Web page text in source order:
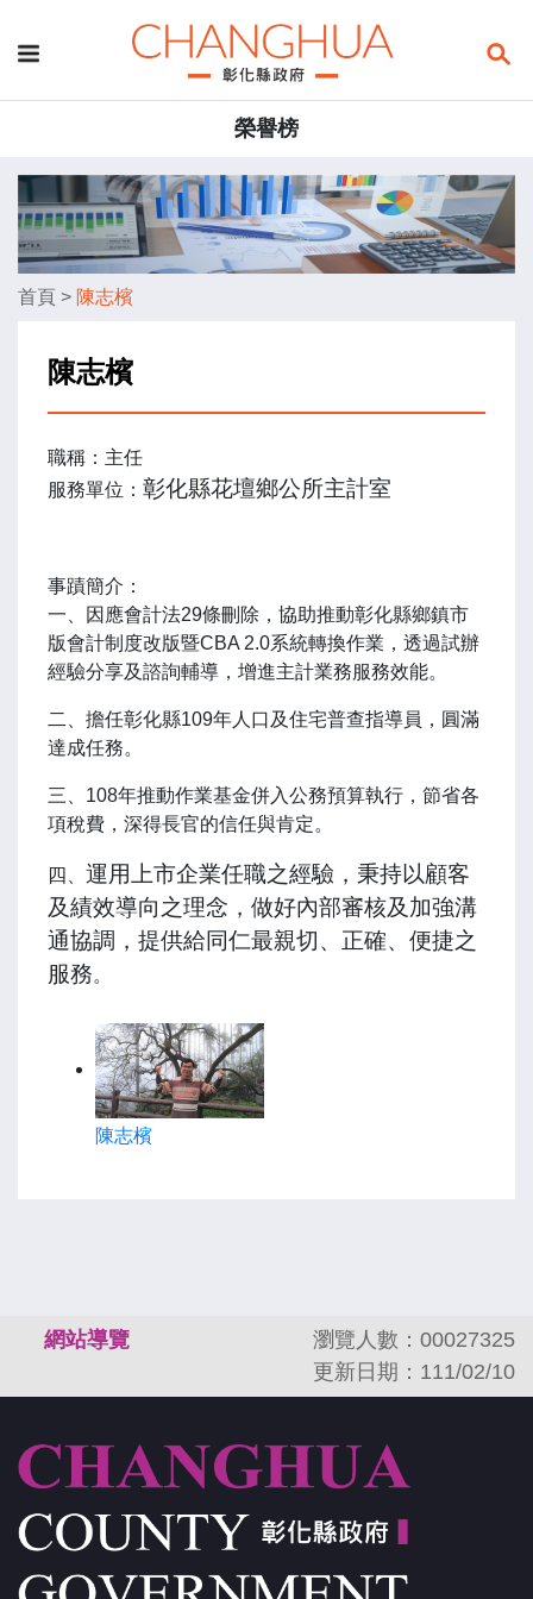
榮譽榜
首頁 > 陳志檳
陳志檳
職稱：主任
服務單位： 彰化縣花壇鄉公所主計室
事蹟簡介：
一、
因應會計法29條刪除，協助推動彰化縣鄉鎮市
版會計制度改版暨CBA 2.0系統轉換作業，透過試辦
經驗分享及諮詢輔導，增進主計業務服務效能。
二、 擔任彰化縣109年人口及住宅普查指導員，圓滿
達成任務。
三、 108年推動作業基金併入公務預算執行，節省各
項稅費，深得長官的信任與肯定。
四、 運用上市企業任職之經驗，秉持以顧客
及績效導向之理念，做好內部審核及加強溝
通協調，提供給同仁最親切、正確、便捷之
服務。
陳志檳
網站導覽
瀏覽人數：00027325
更新日期：111/02/10